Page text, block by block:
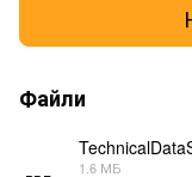
Файли
1.6 МБ